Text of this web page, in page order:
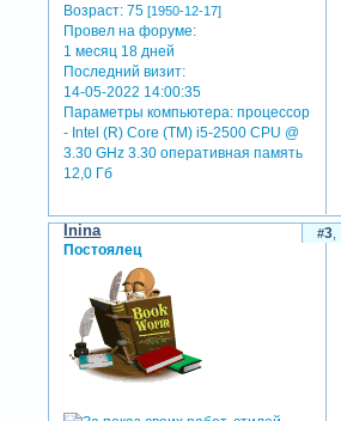
Возраст: 75[1950-12-17]
Провел на форуме:
1 месяц 18 дней
Последний визит:
14-05-2022 14:00:35
Параметры компьютера: процессор
- Intel (R) Core (TM) i5-2500 CPU @
3.30 GHz 3.30 оперативная память
12,0 Гб
3
Inina
Постоялец